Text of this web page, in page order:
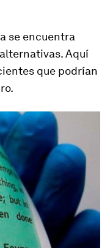
se encuentra
Aquí
que podrían